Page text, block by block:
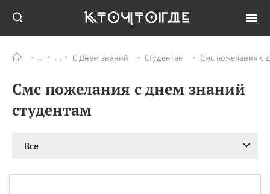
С Днем знаний Студентам Смс пожелания с
Смс пожелания с днем знаний
студентам
Все
ПРАЗДНИКИ Все
08.08 День «Счастье
великомученика